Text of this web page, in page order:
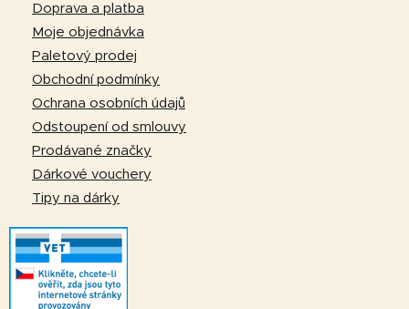
Doprava a platba
Moje objednávka
Paletový prodej
Obchodní podmínky
Ochrana osobních údajů
Odstoupení od smlouvy
Prodávané značky
Dárkové vouchery
Tipy na dárky